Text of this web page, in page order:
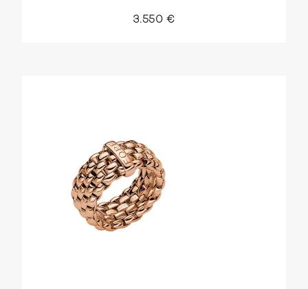
3.550 €